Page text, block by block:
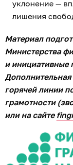
уклонение —
лишения
Материал
Министерства
и инициативные
горячей линии
грамотности
или на сайте